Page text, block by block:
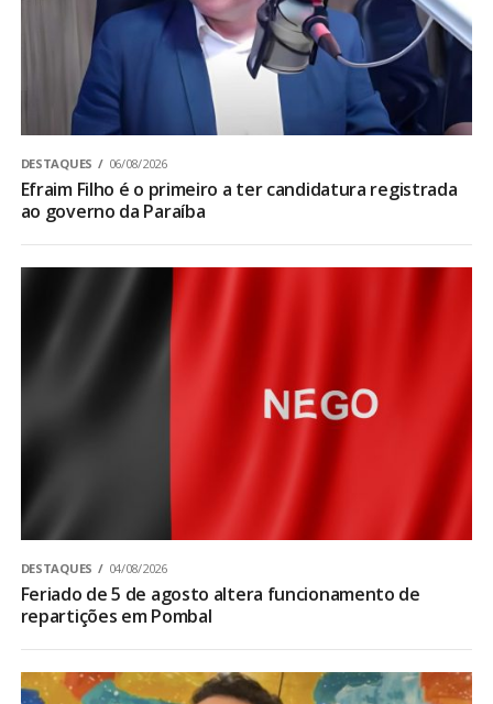
DESTAQUES 06/08/2026
Efraim Filho é o primeiro a ter candidatura registrada
ao governo da Paraíba
DESTAQUES 04/08/2026
Feriado de 5 de agosto altera funcionamento de
repartições em Pombal